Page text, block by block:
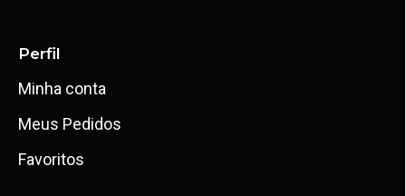
Perfil
Minha conta
Meus Pedidos
Favoritos